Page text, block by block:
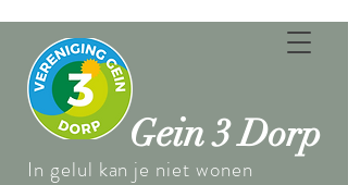
Gein3 Dorp
In gelul kan je niet wonen